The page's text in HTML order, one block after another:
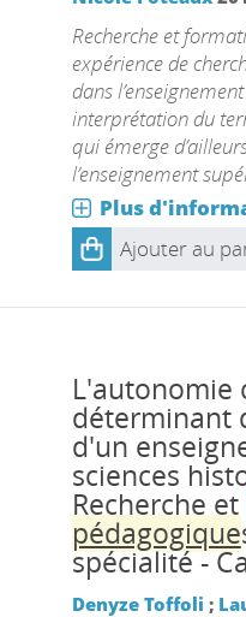
Recherche et
expérience de
dans
interprétation du
qui émerge
l’enseignement
Plus
Ajouter au
L'autonomie
déterminant
d'un
sciences
Recherche et
pédagogique
spécialité -
Denyze Toffoli ;